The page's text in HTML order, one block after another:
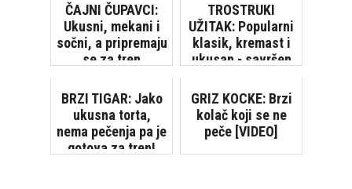
ČAJNI ČUPAVCI:
Ukusni, mekani i
sočni, a pripremaju
se za tren
TROSTRUKI
UŽITAK: Popularni
klasik, kremast i
ukusan - savršen
priliku
BRZI TIGAR: Jako
ukusna torta,
nema pečenja pa je
gotova za tren!
GRIZ KOCKE: Brzi
kolač koji se ne
peče [VIDEO]